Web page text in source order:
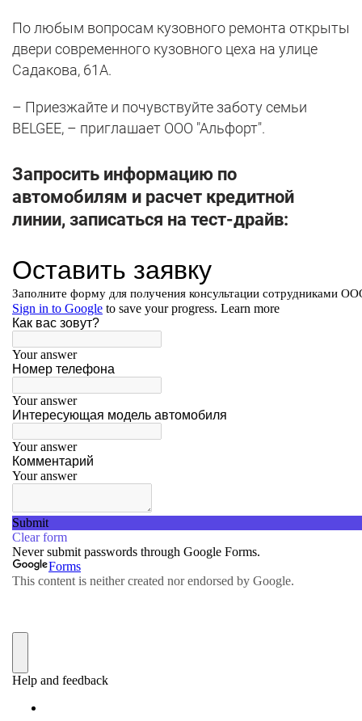
По любым вопросам кузовного ремонта открыты
двери современного кузовного цеха на улице
Садакова, 61А.
– Приезжайте и почувствуйте заботу семьи
BELGEE, – приглашает ООО "Альфорт".
Запросить информацию по
автомобилям и расчет кредитной
линии, записаться на тест-драйв: